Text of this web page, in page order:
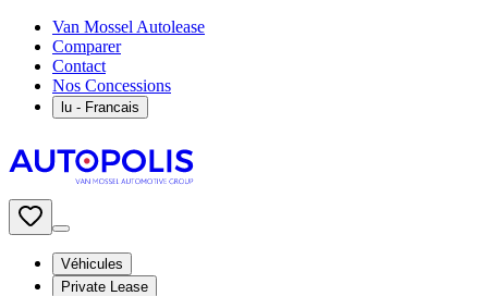
Van Mossel Autolease
Comparer
Contact
Nos Concessions
lu - Francais
Véhicules
Private Lease